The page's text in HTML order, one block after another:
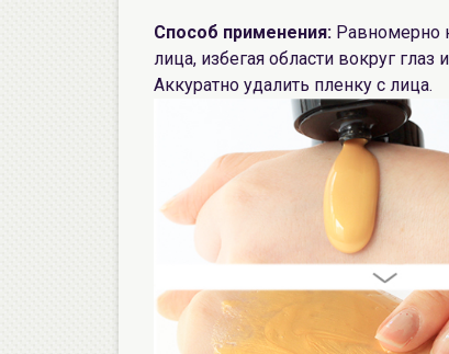
Способ применения: Равномерно
лица, избегая области вокруг
Аккуратно удалить пленку с лица.